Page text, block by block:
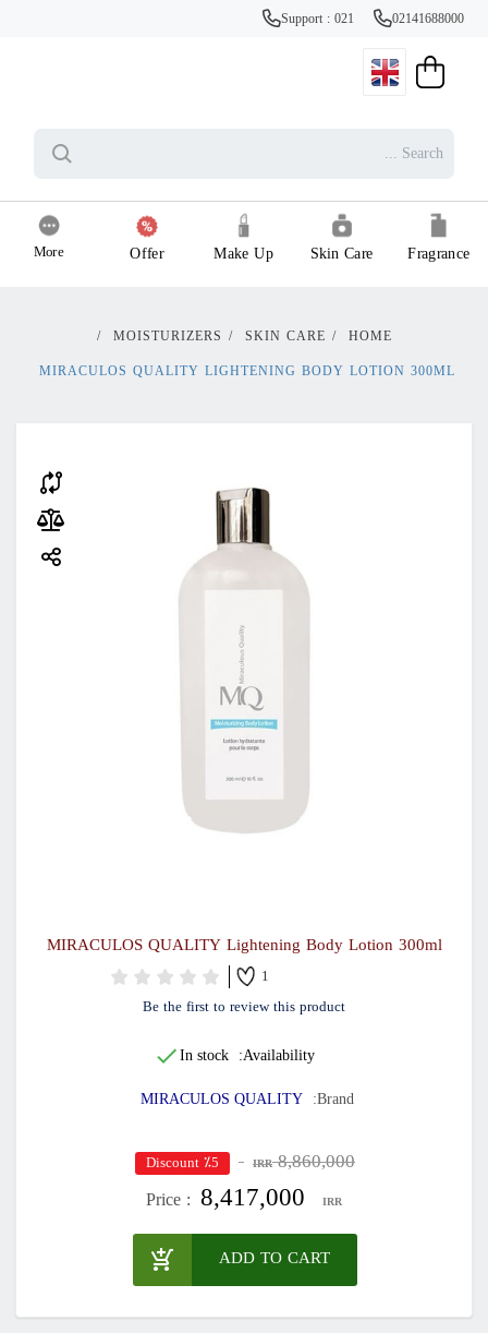
Support : 021 02141688000
Fragrance
Skin Care
Make Up
Offer
More
HOME
/
SKIN CARE
/
MOISTURIZERS
/
MIRACULOS QUALITY LIGHTENING BODY LOTION 300ML
MIRACULOS QUALITY Lightening Body Lotion 300ml
1
Be the first to review this product
Availability:
In stock
Brand:
MIRACULOS QUALITY
8,860,000
IRR ٪5 Discount
Price : 8,417,000 IRR
ADD TO CART